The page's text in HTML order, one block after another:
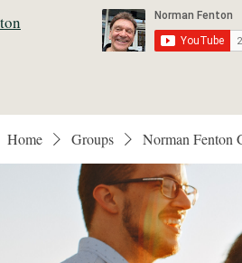
Home Groups Norman Fenton